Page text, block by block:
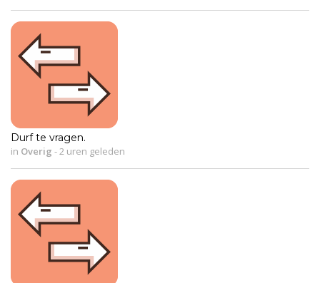
Durf te vragen.
in Overig - 2 uren geleden